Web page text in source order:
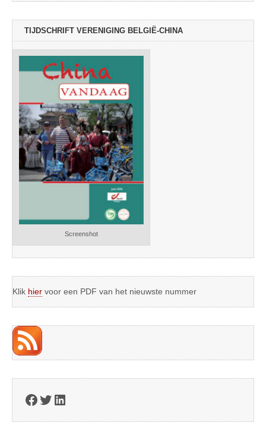
TIJDSCHRIFT VERENIGING BELGIË-CHINA
Screenshot
Klik hier voor een PDF van het nieuwste nummer
Facebook
Twitter
LinkedIn